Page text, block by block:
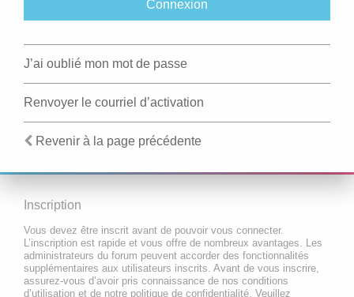
J’ai oublié mon mot de passe
Renvoyer le courriel d’activation
Revenir à la page précédente
Inscription
Vous devez être inscrit avant de pouvoir vous connecter.
L’inscription est rapide et vous offre de nombreux avantages. Les
administrateurs du forum peuvent accorder des fonctionnalités
supplémentaires aux utilisateurs inscrits. Avant de vous inscrire,
assurez-vous d’avoir pris connaissance de nos conditions
d’utilisation et de notre politique de confidentialité. Veuillez